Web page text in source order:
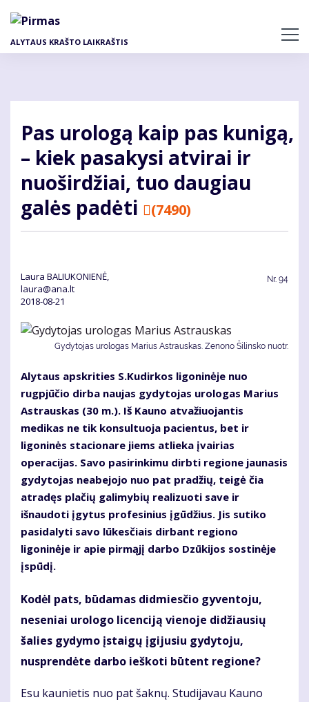
pagrindinį
ALYTAUS KRAŠTO LAIKRAŠTIS
Pas urologą kaip pas kunigą,
– kiek pasakysi atvirai ir
nuoširdžiai, tuo daugiau
galės padėti
(7490)
Laura BALIUKONIENĖ,
laura@ana.lt
2018-08-21
Nr. 94
Gydytojas urologas Marius Astrauskas. Zenono Šilinsko nuotr.
Alytaus apskrities S.Kudirkos ligoninėje nuo
rugpjūčio dirba naujas gydytojas urologas Marius
Astrauskas (30 m.). Iš Kauno atvažiuojantis
medikas ne tik konsultuoja pacientus, bet ir
ligoninės stacionare jiems atlieka įvairias
operacijas. Savo pasirinkimu dirbti regione jaunasis
gydytojas neabejojo nuo pat pradžių, teigė čia
atradęs plačių galimybių realizuoti save ir
išnaudoti įgytus profesinius įgūdžius. Jis sutiko
pasidalyti savo lūkesčiais dirbant regiono
ligoninėje ir apie pirmąjį darbo Dzūkijos sostinėje
įspūdį.
Kodėl pats, būdamas didmiesčio gyventoju,
neseniai urologo licenciją vienoje didžiausių
šalies gydymo įstaigų įgijusiu gydytoju,
nusprendėte darbo ieškoti būtent regione?
Esu kaunietis nuo pat šaknų. Studijavau Kauno